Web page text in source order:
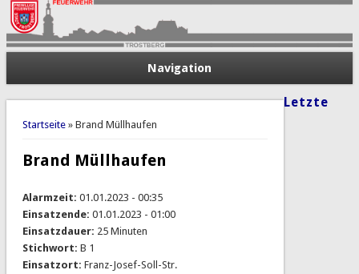
Navigation
Sie sind hier
Startseite» Brand Müllhaufen
Brand Müllhaufen
Alarmzeit: 01.01.2023 - 00:35
Einsatzende: 01.01.2023 - 01:00
Einsatzdauer: 25 Minuten
Stichwort: B 1
Einsatzort: Franz-Josef-Soll-Str.
Letzte